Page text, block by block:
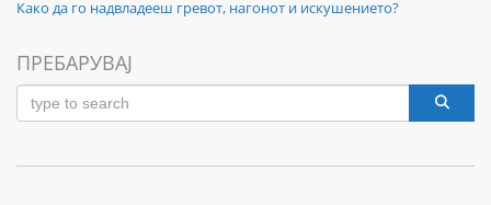
на
напис
Post
Next
Како да го надвладееш гревот, нагонот и искушението?
ПРЕБАРУВАЈ